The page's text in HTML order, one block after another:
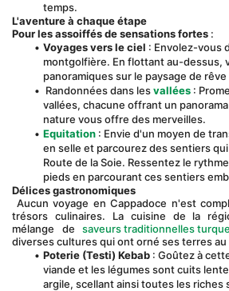
temps.
L'aventure à chaque étape
Pour les assoiffés de sensations fortes :
Voyages vers le ciel : Envolez-vous
montgolfière. En flottant au-dessus,
panoramiques sur le paysage de
Randonnées dans les vallées :
vallées, chacune offrant un
nature vous offre des merveilles.
Equitation : Envie d'un moyen de
en selle et parcourez des sentiers
Route de la Soie. Ressentez le
pieds en parcourant ces sentiers
Délices gastronomiques
trésors culinaires. La cuisine de la
mélange de saveurs traditionnelles
diverses cultures qui ont orné ses terres au
Poterie (Testi) Kebab : Goûtez à
viande et les légumes sont cuits
argile, scellant ainsi toutes les riches